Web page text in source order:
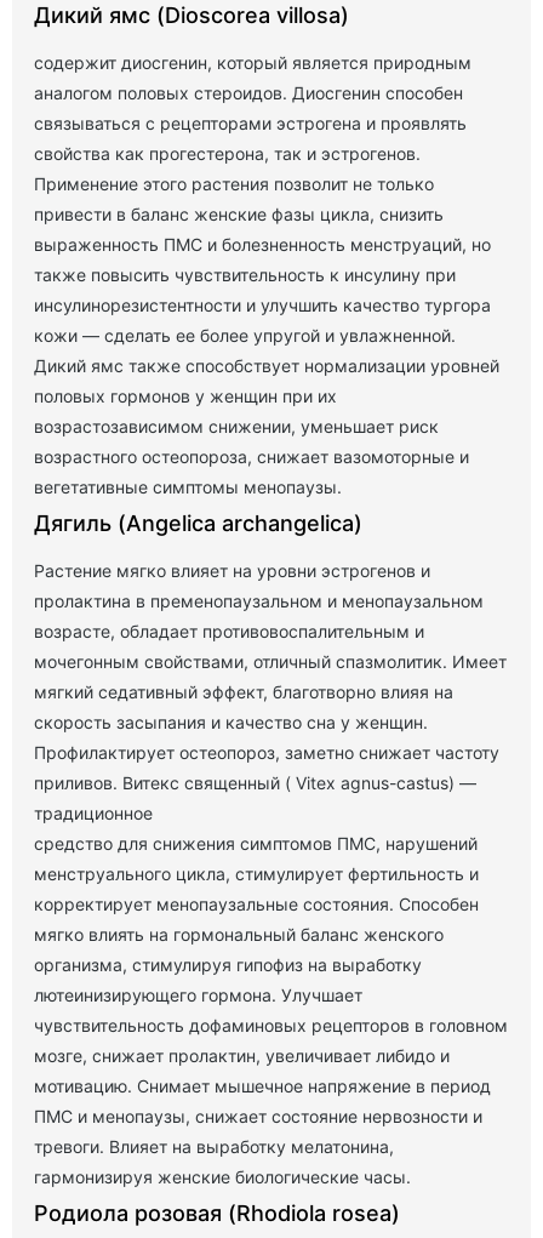
Дикий ямс (Dioscorea villosa)
содержит диосгенин, который является природным
аналогом половых стероидов. Диосгенин способен
связываться с рецепторами эстрогена и проявлять
свойства как прогестерона, так и эстрогенов.
Применение этого растения позволит не только
привести в баланс женские фазы цикла, снизить
выраженность ПМС и болезненность менструаций, но
также повысить чувствительность к инсулину при
инсулинорезистентности и улучшить качество тургора
кожи — сделать ее более упругой и увлажненной.
Дикий ямс также способствует нормализации уровней
половых гормонов у женщин при их
возрастозависимом снижении, уменьшает риск
возрастного остеопороза, снижает вазомоторные и
вегетативные симптомы менопаузы.
Дягиль (Angelica archangelica)
Растение мягко влияет на уровни эстрогенов и
пролактина в пременопаузальном и менопаузальном
возрасте, обладает противовоспалительным и
мочегонным свойствами, отличный спазмолитик. Имеет
мягкий седативный эффект, благотворно влияя на
скорость засыпания и качество сна у женщин.
Профилактирует остеопороз, заметно снижает частоту
приливов. Витекс священный ( Vitex agnus-castus) —
традиционное
средство для снижения симптомов ПМС, нарушений
менструального цикла, стимулирует фертильность и
корректирует менопаузальные состояния. Способен
мягко влиять на гормональный баланс женского
организма, стимулируя гипофиз на выработку
лютеинизирующего гормона. Улучшает
чувствительность дофаминовых рецепторов в головном
мозге, снижает пролактин, увеличивает либидо и
мотивацию. Снимает мышечное напряжение в период
ПМС и менопаузы, снижает состояние нервозности и
тревоги. Влияет на выработку мелатонина,
гармонизируя женские биологические часы.
Родиола розовая (Rhodiola rosea)